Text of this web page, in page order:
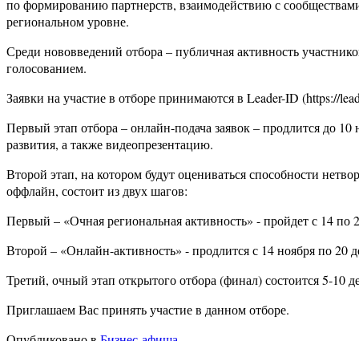
по формированию партнерств, взаимодействию с
региональном уровне.
Среди нововведений отбора – публичная активность
голосованием.
Заявки на участие в отборе принимаются в Leader-ID (https://
Первый этап отбора – онлайн-подача заявок – продлится до
развития, а также видеопрезентацию.
Второй этап, на котором будут оцениваться способности
оффлайн, состоит из двух шагов:
Первый – «Очная региональная активность» - пройдет с 14 по
Второй – «Онлайн-активность» - продлится с 14 ноября по 20
Третий, очный этап открытого отбора (финал) состоится 5-10
Приглашаем Вас принять участие в данном отборе.